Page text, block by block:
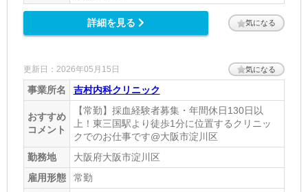
詳細を見る 気になる
更新日：2026年05月15日 気になる
事業所名 吉村内科クリニック
おすすめ
コメント
【常勤】採血経験者募集・年間休日130日以
上！東三国駅より徒歩1分に位置するクリニッ
クでのお仕事です@大阪市淀川区
勤務地
大阪府大阪市淀川区
雇用形態
常勤